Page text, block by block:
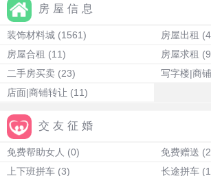
房屋信息
装饰材料城 (1561) 房屋出租
房屋合租 (11) 房屋求租
二手房买卖 (23) 写字楼|商
店面|商铺转让 (11)
交友征婚
免费帮助女人 (0) 免费赠送
上下班拼车 (3) 长途拼车